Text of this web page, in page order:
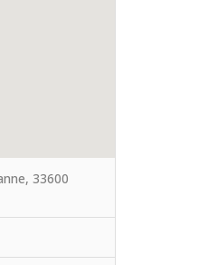
33600